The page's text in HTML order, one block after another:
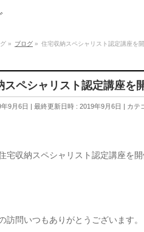
» ブログ » 住宅収納スペシャリスト認定講座を
スペシャリスト認定講座を
9月6日 最終更新日時 : 2019年9月6日 カテ
宅収納スペシャリスト認定講座を開
訪問いつもありがとうございます。